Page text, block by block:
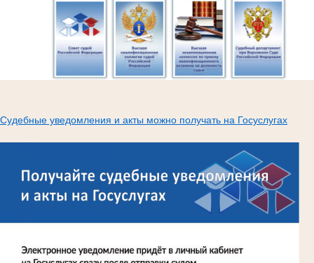
Судебные уведомления и акты можно получать на Госуслугах